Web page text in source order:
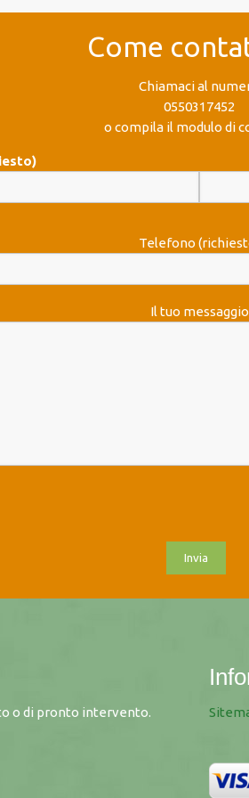
Come
Chiamaci al
0550317452
o compila il modulo di
Telefono
Il tuo messaggio
o di pronto intervento.